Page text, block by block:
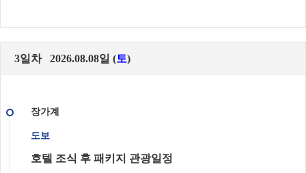
3일차 2026.08.08일 (토)
장가계
도보
호텔 조식 후 패키지 관광일정